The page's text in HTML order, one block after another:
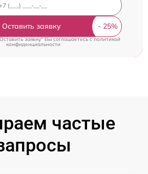
Оставить заявку
заявку" Вы соглашаетесь cполитикой
конфиденциальности
частые